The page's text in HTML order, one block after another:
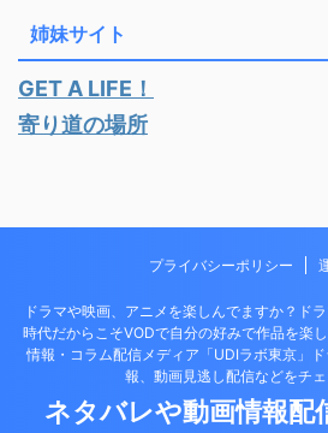
姉妹サイト
GET A LIFE！
寄り道の場所
プライバシーポリシー
ドラマや映画、アニメを楽しんでますか？ド
時代だからこそVODで自分の好みで作品を楽
情報・コラム配信メディア「UDIラボ東京」
報、動画見逃し配信などをチェ
ネタバレや動画情報配